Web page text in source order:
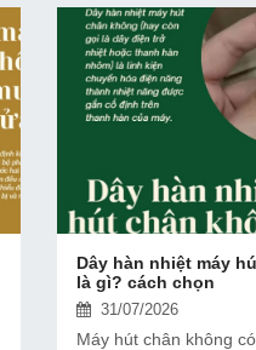
Dây hàn nhiệt máy
là gì? cách chọn
31/07/2026
Máy hút chân không